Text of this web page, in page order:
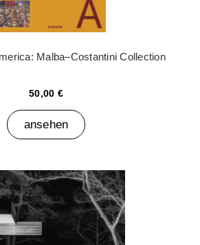
Malba–Costantini Collection
50,00 €
ansehen